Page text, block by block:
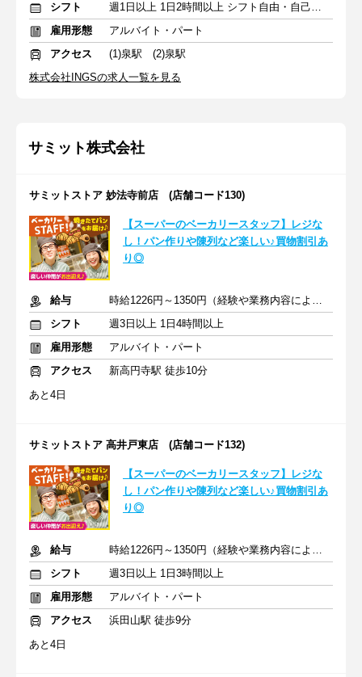
シフト
週1日以上 1日2時間以上 シフト自由・自己申告
雇用形態
アルバイト・パート
アクセス
(1)泉駅 (2)泉駅
株式会社INGSの求人一覧を見る
サミット株式会社
サミットストア 妙法寺前店 (店舗コード130)
【スーパーのベーカリースタッフ】レジな
し！パン作りや陳列など楽しい♪買物割引あ
り◎
給与
時給1226円～1350円（経験や業務内容による）+交通費全額
シフト
週3日以上 1日4時間以上
雇用形態
アルバイト・パート
アクセス
新高円寺駅 徒歩10分
あと4日
サミットストア 高井戸東店 (店舗コード132)
【スーパーのベーカリースタッフ】レジな
し！パン作りや陳列など楽しい♪買物割引あ
り◎
給与
時給1226円～1350円（経験や業務内容による）+交通費全額
シフト
週3日以上 1日3時間以上
雇用形態
アルバイト・パート
アクセス
浜田山駅 徒歩9分
あと4日